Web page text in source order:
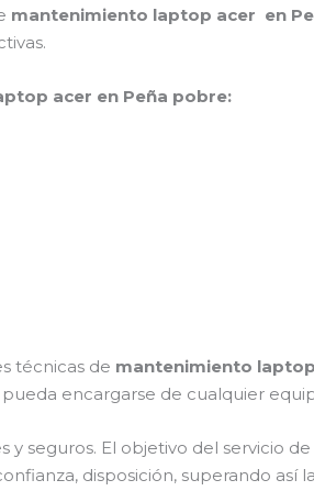
mantenimiento laptop acer en
acer en Peña pobre:
técnicas de mantenimiento
encargarse de cualquier
seguros. El objetivo del servicio de
disposición, superando así